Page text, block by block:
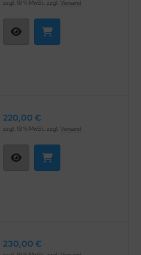
zzgl. 19 % MwSt. zzgl. Versand
220,00 €
zzgl. 19 % MwSt. zzgl. Versand
230,00 €